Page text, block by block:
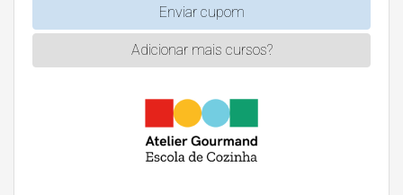
Enviar cupom
Adicionar mais cursos?